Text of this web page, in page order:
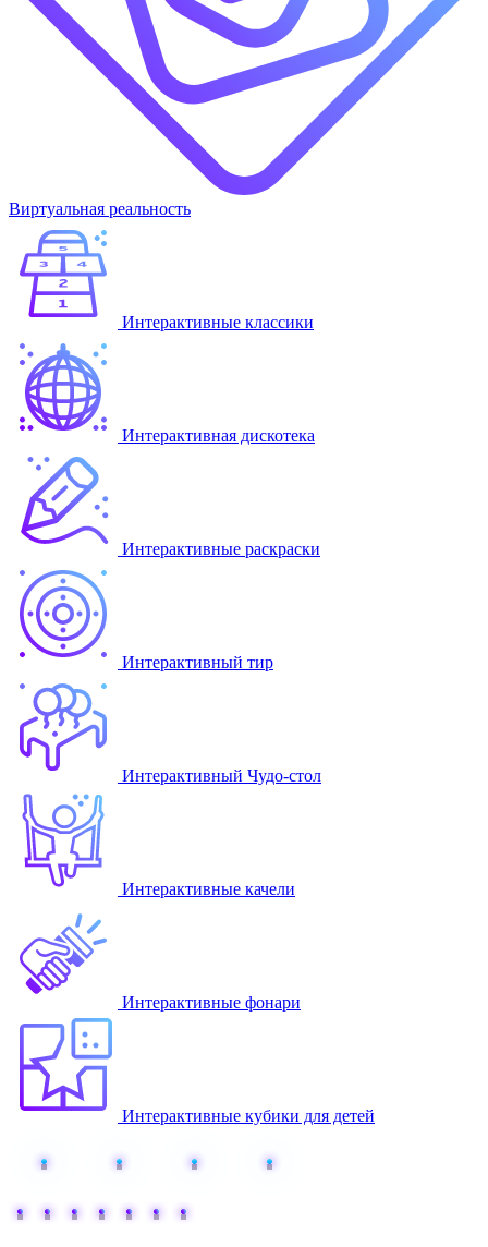
Виртуальная реальность
Интерактивные классики
Интерактивная дискотека
Интерактивные раскраски
Интерактивный тир
Интерактивный Чудо-стол
Интерактивные качели
Интерактивные фонари
Интерактивные кубики для детей